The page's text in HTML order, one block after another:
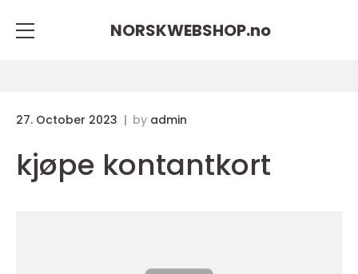
NORSKWEBSHOP.no
27. October 2023 by admin
kjøpe kontantkort